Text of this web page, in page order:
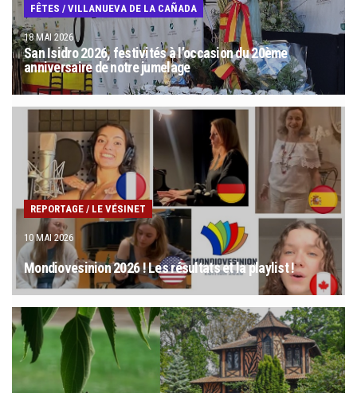
FÊTES / VILLANUEVA DE LA CAÑADA
18 MAI 2026
San Isidro 2026, festivités à l’occasion du 20ème
anniversaire de notre jumelage
REPORTAGE / LE VÉSINET
10 MAI 2026
Mondiovesinion 2026 ! Les résultats et la playlist !